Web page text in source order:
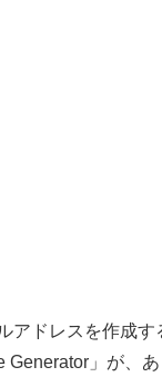
アドレスを作成す
Generator」が、